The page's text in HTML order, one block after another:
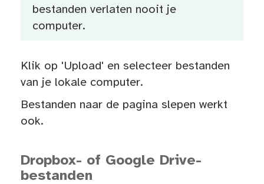
bestanden verlaten nooit je
computer.
Klik op 'Upload' en selecteer bestanden
van je lokale computer.
Bestanden naar de pagina slepen werkt
ook.
Dropbox- of Google Drive-
bestanden